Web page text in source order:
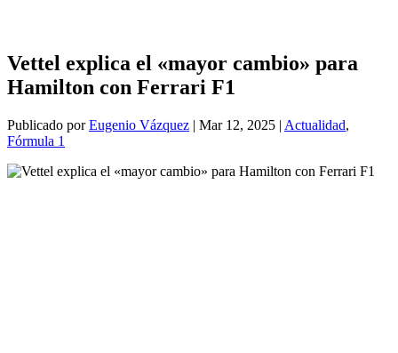
Vettel explica el «mayor cambio» para
Hamilton con Ferrari F1
Publicado porEugenio Vázquez | Mar 12, 2025 | Actualidad,
Fórmula 1